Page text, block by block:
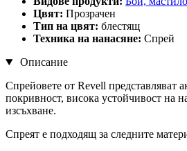
Цвят: Прозрачен
Тип на цвят: блестящ
Техника на нанасяне: Спрей
Описание
Спрейовете от Revell представляват
покривност, висока устойчивост на
изсъхване.
Спреят е подходящ за следните